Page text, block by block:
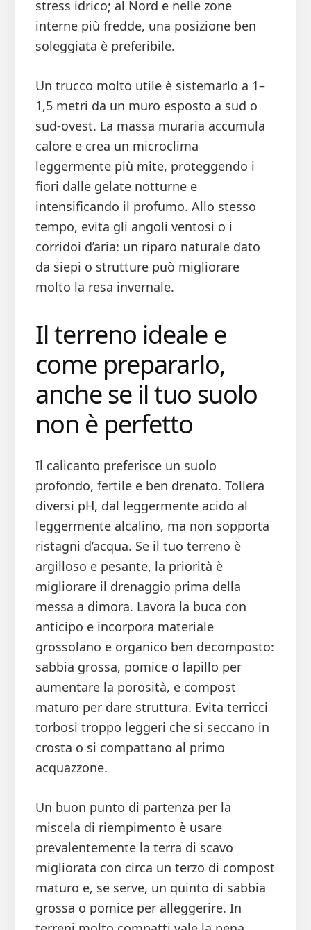
stress idrico; al Nord e nelle zone
interne più fredde, una posizione ben
soleggiata è preferibile.
Un trucco molto utile è sistemarlo a 1–
1,5 metri da un muro esposto a sud o
sud-ovest. La massa muraria accumula
calore e crea un microclima
leggermente più mite, proteggendo i
fiori dalle gelate notturne e
intensificando il profumo. Allo stesso
tempo, evita gli angoli ventosi o i
corridoi d’aria: un riparo naturale dato
da siepi o strutture può migliorare
molto la resa invernale.
Il terreno ideale e
come prepararlo,
anche se il tuo suolo
non è perfetto
Il calicanto preferisce un suolo
profondo, fertile e ben drenato. Tollera
diversi pH, dal leggermente acido al
leggermente alcalino, ma non sopporta
ristagni d’acqua. Se il tuo terreno è
argilloso e pesante, la priorità è
migliorare il drenaggio prima della
messa a dimora. Lavora la buca con
anticipo e incorpora materiale
grossolano e organico ben decomposto:
sabbia grossa, pomice o lapillo per
aumentare la porosità, e compost
maturo per dare struttura. Evita terricci
torbosi troppo leggeri che si seccano in
crosta o si compattano al primo
acquazzone.
Un buon punto di partenza per la
miscela di riempimento è usare
prevalentemente la terra di scavo
migliorata con circa un terzo di compost
maturo e, se serve, un quinto di sabbia
grossa o pomice per alleggerire. In